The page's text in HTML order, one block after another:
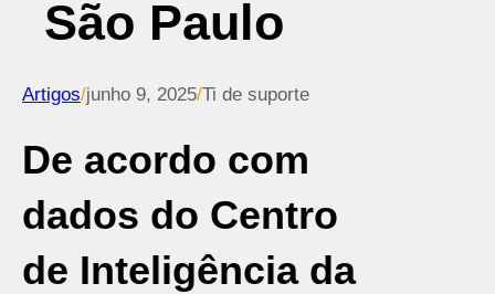
São Paulo
Artigos/junho 9, 2025/Ti de suporte
De acordo com
dados do Centro
de Inteligência da